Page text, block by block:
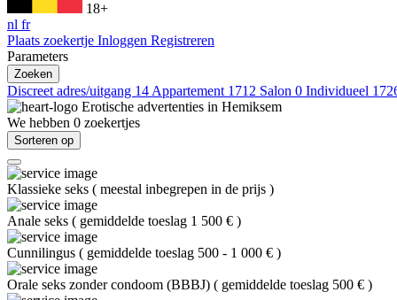
18+
nl fr
Plaats zoekertje Inloggen Registreren
Parameters
Zoeken
Discreet adres/uitgang 14 Appartement 1712 Salon 0 Individueel
Erotische advertenties in Hemiksem
We hebben 0 zoekertjes
Sorteren op
Klassieke seks ( meestal inbegrepen in de prijs )
Anale seks ( gemiddelde toeslag 1 500 € )
Cunnilingus ( gemiddelde toeslag 500 - 1 000 € )
Orale seks zonder condoom (BBBJ) ( gemiddelde toeslag 500 € )